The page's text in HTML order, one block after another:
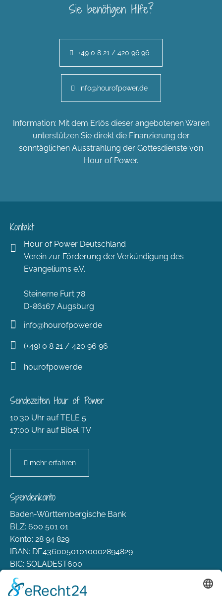
Sie benötigen Hilfe?
+49 0 8 21 / 420 96 96
info@hourofpower.de
Information: Mit dem Erlös dieser angebotenen Waren
unterstützen Sie direkt die Finanzierung der
sonntäglichen Ausstrahlung der Gottesdienste von
Hour of Power.
Kontakt
Hour of Power Deutschland
Verein zur Förderung der Verkündigung des
Evangeliums e.V.
Steinerne Furt 78
D-86167 Augsburg
info@hourofpower.de
(+49) 0 8 21 / 420 96 96
hourofpower.de
Sendezeiten Hour of Power
10:30 Uhr auf TELE 5
17:00 Uhr auf Bibel TV
mehr erfahren
Spendenkonto
Baden-Württembergische Bank
BLZ: 600 501 01
Konto: 28 94 829
IBAN: DE43600501010002894829
BIC: SOLADEST600
Rechtliches